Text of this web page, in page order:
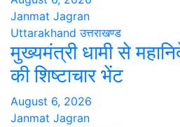
Janmat Jagran
Uttarakhand उत्तराखण्ड
मुख्यमंत्री धामी से
की शिष्टाचार भेंट
August 6, 2026
Janmat Jagran